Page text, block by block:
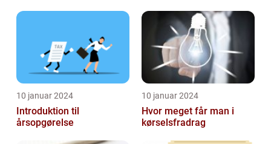
finansfolk
finansf...
10 januar 2024
Introduktion til
årsopgørelse
10 januar 2024
Hvor meget får man i
kørselsfradrag